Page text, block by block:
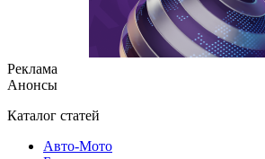
Реклама
Анонсы
Каталог статей
Авто-Мото